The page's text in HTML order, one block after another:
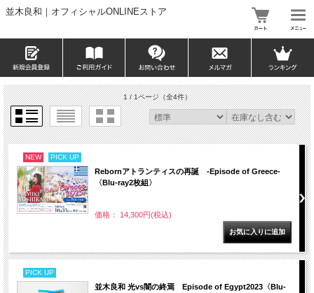
並木良和｜オフィシャルONLINEストア
1 / 1ページ（全4件）
NEW PICK UP
Rebornアトランティスの再誕 -Episode of Greece-
〈Blu-ray2枚組〉
価格： 14,300円(税込)
PICK UP
並木良和 光vs闇の終焉 Episode of Egypt2023〈Blu-